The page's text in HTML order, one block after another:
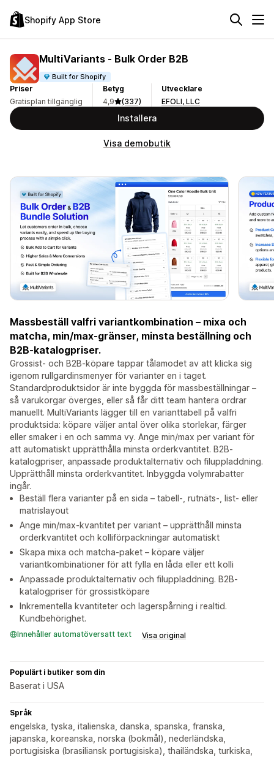
Shopify App Store
MultiVariants ‑ Bulk Order B2B
Built for Shopify
Priser
Gratisplan tillgänglig
Betyg
4,9
(337)
Utvecklare
EFOLI, LLC
Installera
Visa demobutik
Massbeställ valfri variantkombination – mixa och
matcha, min/max-gränser, minsta beställning och
B2B-katalogpriser.
Grossist- och B2B-köpare tappar tålamodet av att klicka sig
igenom rullgardinsmenyer för varianter en i taget.
Standardproduktsidor är inte byggda för massbeställningar –
så varukorgar överges, eller så får ditt team hantera ordrar
manuellt. MultiVariants lägger till en varianttabell på valfri
produktsida: köpare väljer antal över olika storlekar, färger
eller smaker i en och samma vy. Ange min/max per variant för
att automatiskt upprätthålla minsta orderkvantitet. B2B-
katalogpriser, anpassade produktalternativ och filuppladdning.
Upprätthåll minsta orderkvantitet. Inbyggda volymrabatter
ingår.
Beställ flera varianter på en sida – tabell-, rutnäts-, list- eller
matrislayout
Ange min/max-kvantitet per variant – upprätthåll minsta
orderkvantitet och kolliförpackningar automatiskt
Skapa mixa och matcha-paket – köpare väljer
variantkombinationer för att fylla en låda eller ett kolli
Anpassade produktalternativ och filuppladdning. B2B-
katalogpriser för grossistköpare
Inkrementella kvantiteter och lagerspårning i realtid.
Kundbehörighet.
Innehåller automatöversatt text Visa original
Populärt i butiker som din
Baserat i USA
Språk
engelska, tyska, italienska, danska, spanska, franska,
japanska, koreanska, norska (bokmål), nederländska,
portugisiska (brasiliansk portugisiska), thailändska, turkiska,